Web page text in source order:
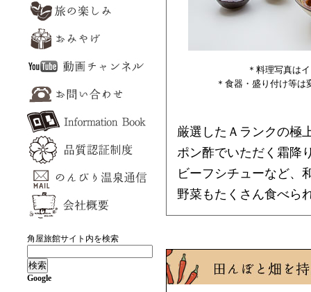
角屋旅館サイト内を検索
Google
＊料理写真はイ
＊食器・盛り付け等は
厳選したＡランクの極
ポン酢でいただく霜降
ビーフシチューなど、
野菜もたくさん食べら